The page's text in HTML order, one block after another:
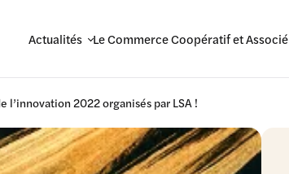
Actualités Le Commerce Coopératif et Associé
l’innovation 2022 organisés par LSA !